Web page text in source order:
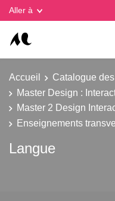
Aller à
Accueil Catalogue
Master Design :
Master 2 Design
Enseignements
Langue
Gestion des cookies